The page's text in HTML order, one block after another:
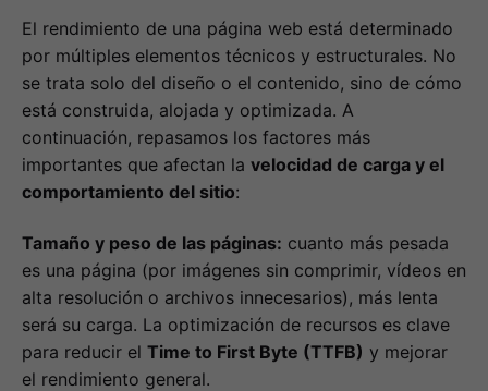
El rendimiento de una página web está determinado
por múltiples elementos técnicos y estructurales. No
se trata solo del diseño o el contenido, sino de cómo
está construida, alojada y optimizada. A
continuación, repasamos los factores más
importantes que afectan la velocidad de carga y el
comportamiento del sitio:
Tamaño y peso de las páginas: cuanto más pesada
es una página (por imágenes sin comprimir, vídeos en
alta resolución o archivos innecesarios), más lenta
será su carga. La optimización de recursos es clave
para reducir el Time to First Byte (TTFB) y mejorar
el rendimiento general.